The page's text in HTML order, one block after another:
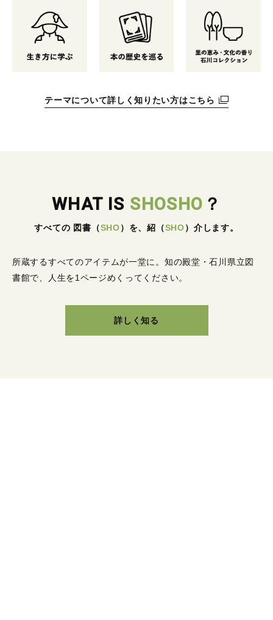
テーマについて詳しく知りたい方はこちら
WHAT IS SHOSHO ？
すべての 図書 （SHO） を、紹 （SHO） 介します。
所蔵するすべてのアイテムが一堂に。 知の殿堂・石川県立図
書館で、人生を1ページめくってください。
詳しく知る